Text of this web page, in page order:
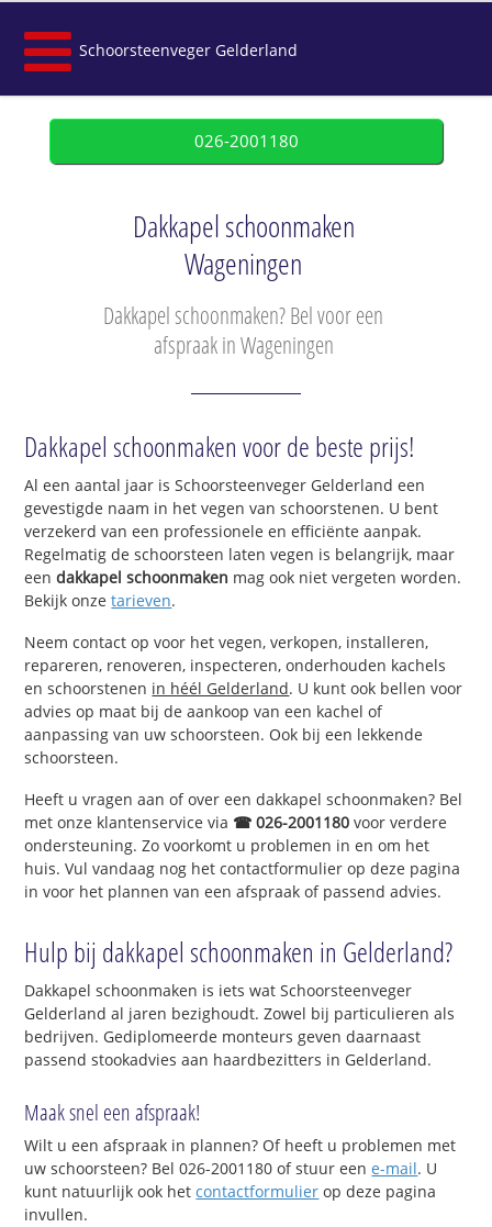
Schoorsteenveger Gelderland
026-2001180
Dakkapel schoonmaken
Wageningen
Dakkapel schoonmaken? Bel voor een
afspraak in Wageningen
Dakkapel schoonmaken voor de beste prijs!
Al een aantal jaar is Schoorsteenveger Gelderland een
gevestigde naam in het vegen van schoorstenen. U bent
verzekerd van een professionele en efficiënte aanpak.
Regelmatig de schoorsteen laten vegen is belangrijk, maar
eendakkapel schoonmaken mag ook niet vergeten worden.
Bekijk onzetarieven.
Neem contact op voor het vegen, verkopen, installeren,
repareren, renoveren, inspecteren, onderhouden kachels
en schoorstenen in héél Gelderland. U kunt ook bellen voor
advies op maat bij de aankoop van een kachel of
aanpassing van uw schoorsteen. Ook bij een lekkende
schoorsteen.
Heeft u vragen aan of over een dakkapel schoonmaken? Bel
met onze klantenservice via ☎ 026-2001180 voor verdere
ondersteuning. Zo voorkomt u problemen in en om het
huis. Vul vandaag nog het contactformulier op deze pagina
in voor het plannen van een afspraak of passend advies.
Hulp bij dakkapel schoonmaken in Gelderland?
Dakkapel schoonmaken is iets wat Schoorsteenveger
Gelderland al jaren bezighoudt. Zowel bij particulieren als
bedrijven. Gediplomeerde monteurs geven daarnaast
passend stookadvies aan haardbezitters in Gelderland.
Maak snel een afspraak!
Wilt u een afspraak in plannen? Of heeft u problemen met
uw schoorsteen? Bel 026-2001180 of stuur eene-mail. U
kunt natuurlijk ook hetcontactformulier op deze pagina
invullen.